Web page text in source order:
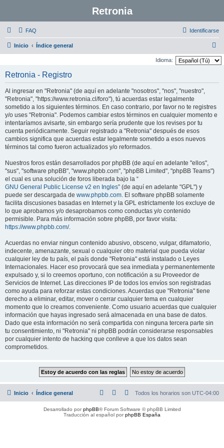
Retronia
FAQ Identificarse
Inicio Índice general
u
Idioma:
Retronia - Registro
Al ingresar en "Retronia" (de aquí en adelante "nosotros", "nos", "nuestro",
"Retronia", "https://www.retronia.cl/foro"), tú acuerdas estar legalmente
sometido a los siguientes términos. En caso contrario, por favor no te registres
y/o uses "Retronia". Podemos cambiar estos términos en cualquier momento e
intentaríamos avisarte, sin embargo sería prudente que los revises por tu
cuenta periódicamente. Seguir registrado a "Retronia" después de esos
cambios significa que acuerdas estar legalmente sometido a esos nuevos
términos tal como fueron actualizados y/o reformados.
Nuestros foros están desarrollados por phpBB (de aquí en adelante "ellos",
"sus", "software phpBB", "www.phpbb.com", "phpBB Limited", "phpBB Teams")
el cual es una solución de foros liberada bajo la “
GNU General Public License v2 en Ingles” (de aquí en adelante "GPL") y
puede ser descargada de www.phpbb.com. El software phpBB solamente
facilita discusiones basadas en Internet y la GPL estrictamente los excluye de
lo que aprobamos y/o desaprobamos como conductas y/o contenido
permisible. Para más información sobre phpBB, por favor visita:
https://www.phpbb.com/.
Acuerdas no enviar ningun contenido abusivo, obsceno, vulgar, difamatorio,
indecente, amenazante, sexual o cualquier otro material que pueda violar
cualquier ley de tu país, el país donde "Retronia" está instalado o Leyes
Internacionales. Hacer eso provocará que sea inmediata y permanentemente
expulsado y, si lo creemos oportuno, con notificación a su Proveedor de
Servicios de Internet. Las direcciones IP de todos los envíos son registradas
como ayuda para reforzar estas condiciones. Acuerdas que "Retronia" tiene
derecho a eliminar, editar, mover o cerrar cualquier tema en cualquier
momento que lo creamos conveniente. Como usuario acuerdas que cualquier
información que hayas ingresado será almacenada en una base de datos.
Dado que esta información no será compartida con ninguna tercera parte sin
tu consentimiento, ni "Retronia" ni phpBB podrán considerarse responsables
por cualquier intento de hacking que conlleve a que los datos sean
comprometidos.
Inicio Índice general Todos los horarios son UTC-04:00
Desarrollado porphpBB® Forum Software © phpBB Limited
Traducción al español porphpBB España